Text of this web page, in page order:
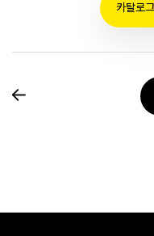
카탈로